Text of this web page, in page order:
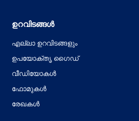
ഉറവിടങ്ങൾ
എല്ലാ ഉറവിടങ്ങളും
ഉപയോക്തൃ ഗൈഡ്
വീഡിയോകൾ
ഫോമുകൾ
രേഖകൾ